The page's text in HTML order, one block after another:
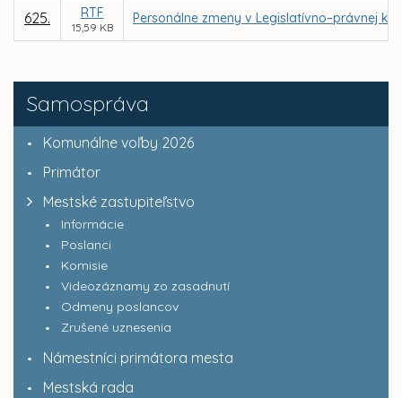
Samospráva
Komunálne voľby 2026
Primátor
Mestské zastupiteľstvo
Informácie
Poslanci
Komisie
Videozáznamy zo zasadnutí
Odmeny poslancov
Zrušené uznesenia
Námestníci primátora mesta
Mestská rada
625. RTF
15,59 KB
Personálne zmeny v Legislatívno–právnej